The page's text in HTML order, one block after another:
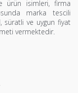
ürün isimleri, firma
marka tescili
süratli ve uygun fiyat
vermektedir.